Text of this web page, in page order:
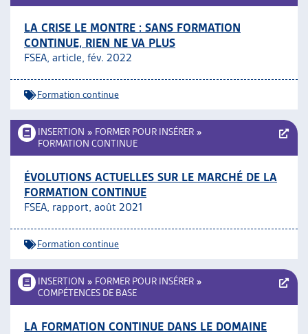
LA CRISE LE MONTRE : SANS FORMATION
CONTINUE, RIEN NE VA PLUS
FSEA, article, fév. 2022
Formation continue
INSERTION » FORMER POUR INSÉRER »
FORMATION CONTINUE
ÉVOLUTIONS ACTUELLES SUR LE MARCHÉ DE LA
FORMATION CONTINUE
FSEA, rapport, août 2021
Formation continue
INSERTION » FORMER POUR INSÉRER »
COMPÉTENCES DE BASE
LA FORMATION CONTINUE DANS LE DOMAINE